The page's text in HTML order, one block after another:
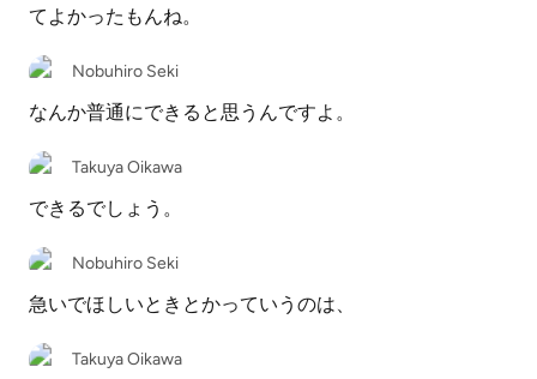
てよかったもんね。
Nobuhiro Seki
なんか普通にできると思うんですよ。
Takuya Oikawa
できるでしょう。
Nobuhiro Seki
急いでほしいときとかっていうのは、
Takuya Oikawa